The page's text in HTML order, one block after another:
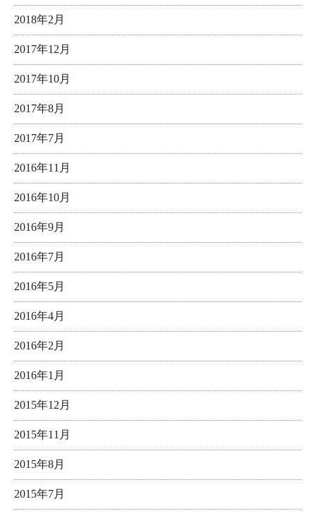
2018年2月
2017年12月
2017年10月
2017年8月
2017年7月
2016年11月
2016年10月
2016年9月
2016年7月
2016年5月
2016年4月
2016年2月
2016年1月
2015年12月
2015年11月
2015年8月
2015年7月